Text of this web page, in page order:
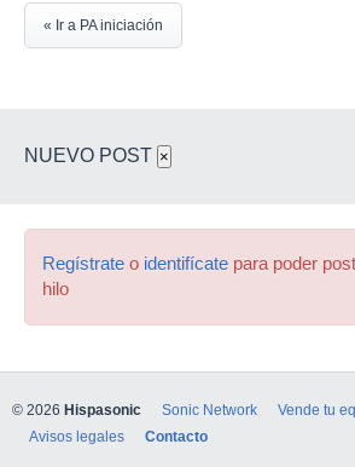
« Ir a PA iniciación
NUEVO POST ×
Regístrate o identifícate para poder
hilo
© 2026 Hispasonic Sonic Network Vende tu
Avisos legales
Contacto